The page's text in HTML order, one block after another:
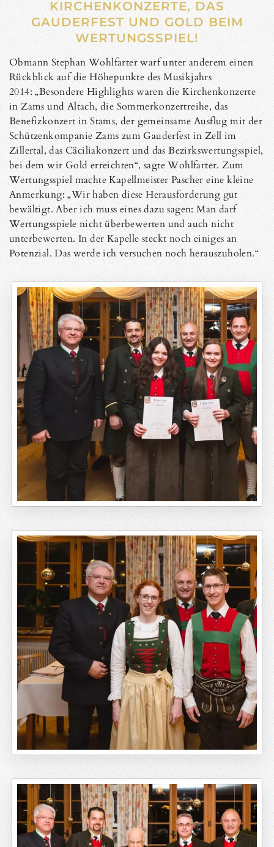
KIRCHENKONZERTE, DAS
GAUDERFEST UND GOLD BEIM
WERTUNGSSPIEL!
Obmann Stephan Wohlfarter warf unter anderem einen
Rückblick auf die Höhepunkte des Musikjahrs
2014: „Besondere Highlights waren die Kirchenkonzerte
in Zams und Altach, die Sommerkonzertreihe, das
Benefizkonzert in Stams, der gemeinsame Ausflug mit der
Schützenkompanie Zams zum Gauderfest in Zell im
Zillertal, das Cäciliakonzert und das Bezirkswertungsspiel,
bei dem wir Gold erreichten“, sagte Wohlfarter. Zum
Wertungsspiel machte Kapellmeister Pascher eine kleine
Anmerkung: „Wir haben diese Herausforderung gut
bewältigt. Aber ich muss eines dazu sagen: Man darf
Wertungsspiele nicht überbewerten und auch nicht
unterbewerten. In der Kapelle steckt noch einiges an
Potenzial. Das werde ich versuchen noch herauszuholen.“